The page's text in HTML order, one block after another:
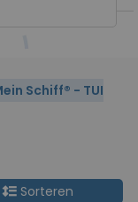
Schiff® - TUI
format_line_spacingSorteren